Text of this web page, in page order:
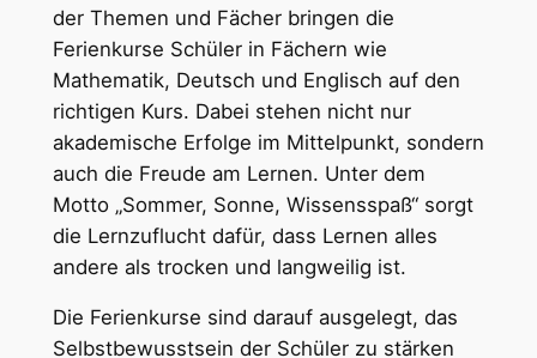
der Themen und Fächer bringen die
Ferienkurse Schüler in Fächern wie
Mathematik, Deutsch und Englisch auf den
richtigen Kurs. Dabei stehen nicht nur
akademische Erfolge im Mittelpunkt, sondern
auch die Freude am Lernen. Unter dem
Motto „Sommer, Sonne, Wissensspaß“ sorgt
die Lernzuflucht dafür, dass Lernen alles
andere als trocken und langweilig ist.
Die Ferienkurse sind darauf ausgelegt, das
Selbstbewusstsein der Schüler zu stärken